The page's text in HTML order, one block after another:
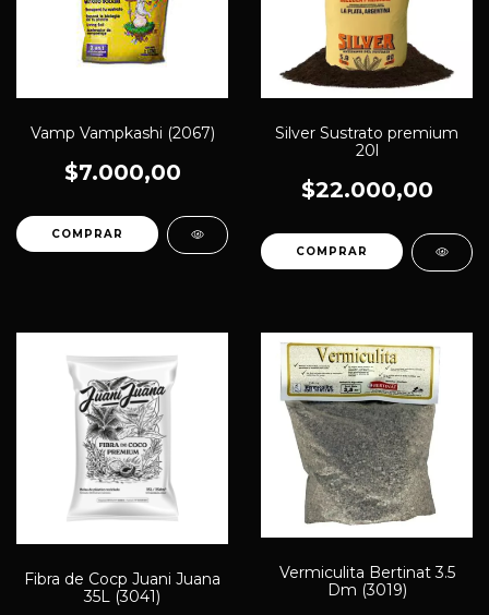
Vamp Vampkashi (2067)
$7.000,00
Silver Sustrato premium
20l
$22.000,00
Fibra de Cocp Juani Juana
35L (3041)
Vermiculita Bertinat 3.5
Dm (3019)